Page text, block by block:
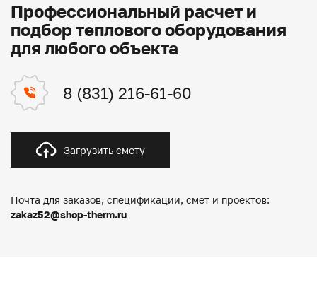
Профессиональный расчет и
подбор теплового оборудования
для любого объекта
8 (831) 216-61-60
Загрузить смету
Почта для заказов, спецификации, смет и проектов:
zakaz52@shop-therm.ru